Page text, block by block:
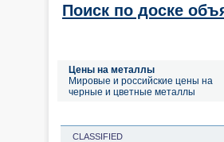
Поиск по доске
Цены на металлы
Мировые и российские цены на
черные и цветные металлы
CLASSIFIED